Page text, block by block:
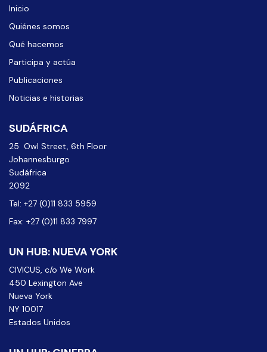
Inicio
Quiénes somos
Qué hacemos
Participa y actúa
Publicaciones
Noticias e historias
SUDÁFRICA
25 Owl Street, 6th Floor
Johannesburgo
Sudáfrica
2092
Tel: +27 (0)11 833 5959
Fax: +27 (0)11 833 7997
UN HUB: NUEVA YORK
CIVICUS, c/o We Work
450 Lexington Ave
Nueva York
NY 10017
Estados Unidos